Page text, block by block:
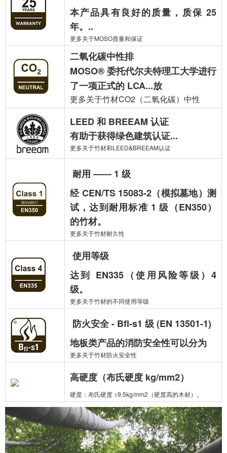
本产品具有良好的质量，质保 25
年。..
更多关于MOSO质量和保证
二氧化碳中性排
MOSO® 委托代尔夫特理工大学进行
了一项正式的 LCA...放
更多关于竹材CO2（二氧化碳）中性
LEED 和 BREEAM 认证
有助于获得绿色建筑认证...
更多关于竹材和LEED&BREEAM认证
耐用 —— 1 级
经 CEN/TS 15083-2（模拟墓地）测
试，达到耐用标准 1 级（EN350）
的竹材。
更多关于竹材耐久性
使用等级
达到 EN335（使用风险等级）4
级。
更多关于竹材的不同使用等级
防火安全 - Bfl-s1 级 (EN 13501-1)
地板类产品的消防安全性可以分为
更多关于竹材防火安全性
高硬度（布氏硬度 kg/mm2）
硬度：布氏硬度 >9.5kg/mm2（硬度高的木材）。